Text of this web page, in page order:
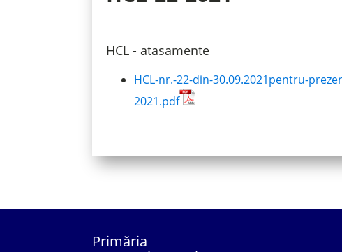
HCL - atasamente
HCL-nr.-22-din-30.09.2021pentru-
2021.pdf
Primăria